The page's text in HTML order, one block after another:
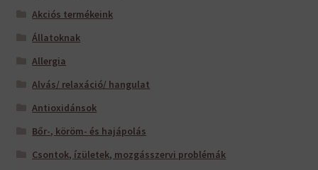
Akciós termékeink
Állatoknak
Allergia
Alvás/ relaxáció/ hangulat
Antioxidánsok
Bőr-, köröm- és hajápolás
Csontok, ízületek, mozgásszervi problémák